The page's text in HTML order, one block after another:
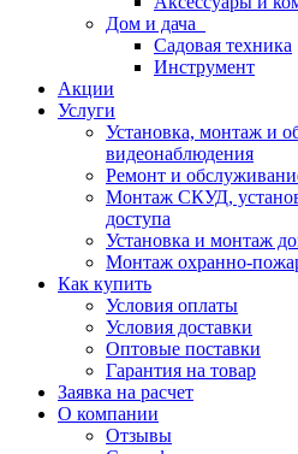
Дом и дача
Садовая техника
Инструмент
Акции
Услуги
Установка, монтаж и
видеонаблюдения
Ремонт и
Монтаж СКУД,
доступа
Установка и монтаж
Монтаж охранно-
Как купить
Условия оплаты
Условия доставки
Оптовые поставки
Гарантия на товар
Заявка на расчет
О компании
Отзывы